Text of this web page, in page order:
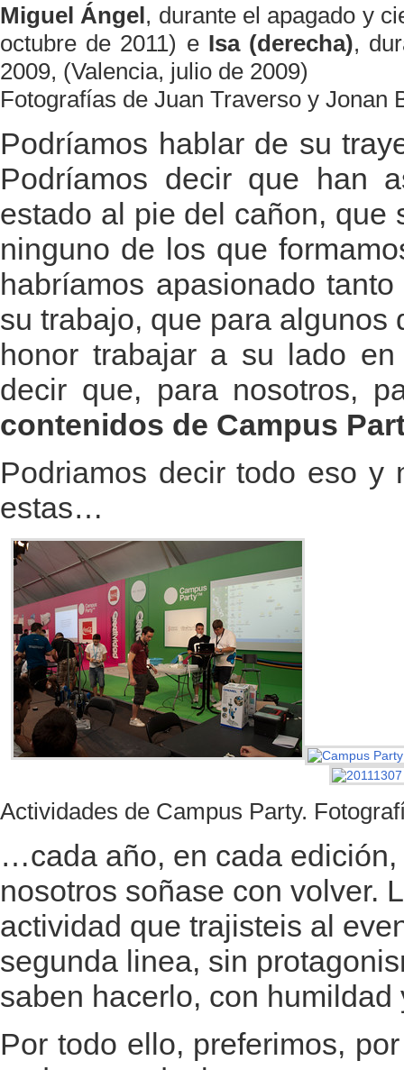
Miguel Ángel, durante el apagado y
octubre de 2011) e Isa (derecha),
2009, (Valencia, julio de 2009)
Fotografías de Juan Traverso y Jonan
Podríamos hablar de su
Podríamos decir que han
estado al pie del cañon,
ninguno de los que
habríamos apasionado
su trabajo, que para algunos
honor trabajar a su lado
decir que, para nosotros,
contenidos de Campus
Podriamos decir todo eso y
estas…
Actividades de Campus Party.
…cada año, en cada
nosotros soñase con volver.
actividad que trajisteis al
segunda linea, sin
saben hacerlo, con humildad
Por todo ello, preferimos,